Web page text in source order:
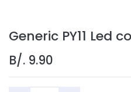
Generic PY11 Led
B/. 9.90